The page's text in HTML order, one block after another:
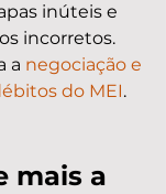
inúteis e
incorretos.
a negociação e
do MEI.
mais a